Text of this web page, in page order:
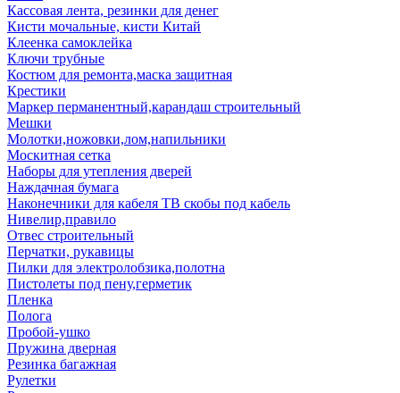
Кассовая лента, резинки для денег
Кисти мочальные, кисти Китай
Клеенка самоклейка
Ключи трубные
Костюм для ремонта,маска защитная
Крестики
Маркер перманентный,карандаш строительный
Мешки
Молотки,ножовки,лом,напильники
Москитная сетка
Наборы для утепления дверей
Наждачная бумага
Наконечники для кабеля ТВ скобы под кабель
Нивелир,правило
Отвес строительный
Перчатки, рукавицы
Пилки для электролобзика,полотна
Пистолеты под пену,герметик
Пленка
Полога
Пробой-ушко
Пружина дверная
Резинка багажная
Рулетки